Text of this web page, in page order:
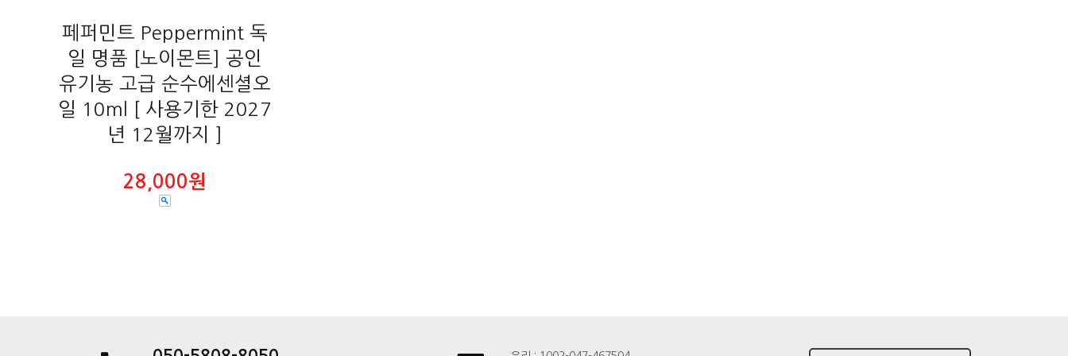
페퍼민트 Peppermint 독
일 명품 [노이몬트] 공인
유기농 고급 순수에센셜오
일 10ml [ 사용기한 2027
년 12월까지 ]
28,000원